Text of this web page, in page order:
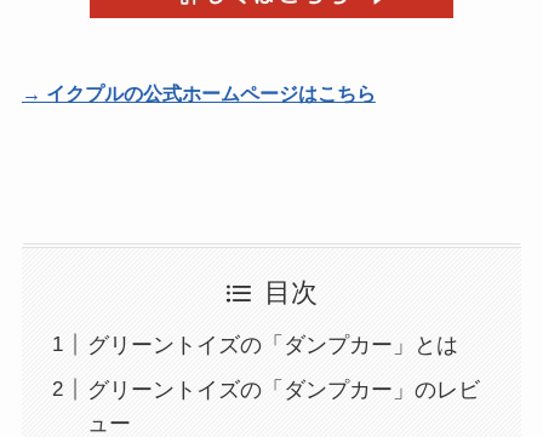
→ イクプルの公式ホームページはこちら
目次
グリーントイズの「ダンプカー」とは
グリーントイズの「ダンプカー」のレビ
ュー